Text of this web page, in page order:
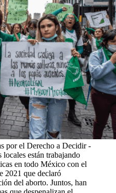
por el Derecho a Decidir -
están trabajando
en todo México con el
2021 que declaró
del aborto. Juntos, han